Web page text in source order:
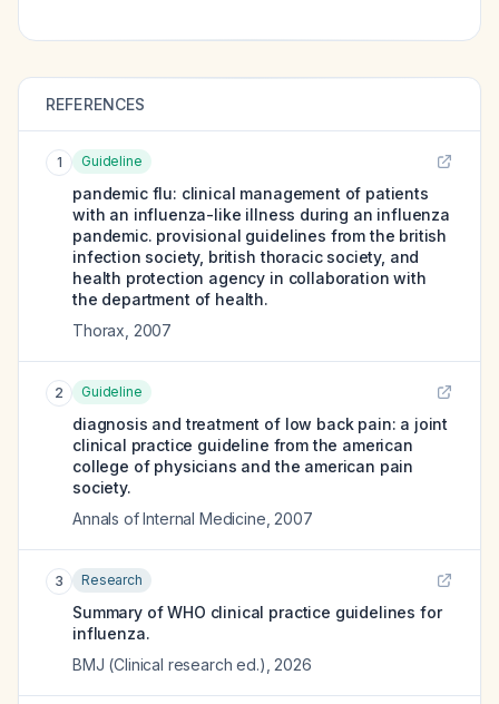
REFERENCES
1 Guideline
pandemic flu: clinical management of patients
with an influenza-like illness during an influenza
pandemic. provisional guidelines from the british
infection society, british thoracic society, and
health protection agency in collaboration with
the department of health.
Thorax 2007
2 Guideline
diagnosis and treatment of low back pain: a joint
clinical practice guideline from the american
college of physicians and the american pain
society.
Annals of Internal Medicine 2007
3 Research
Summary of WHO clinical practice guidelines for
influenza.
BMJ (Clinical research ed.) 2026